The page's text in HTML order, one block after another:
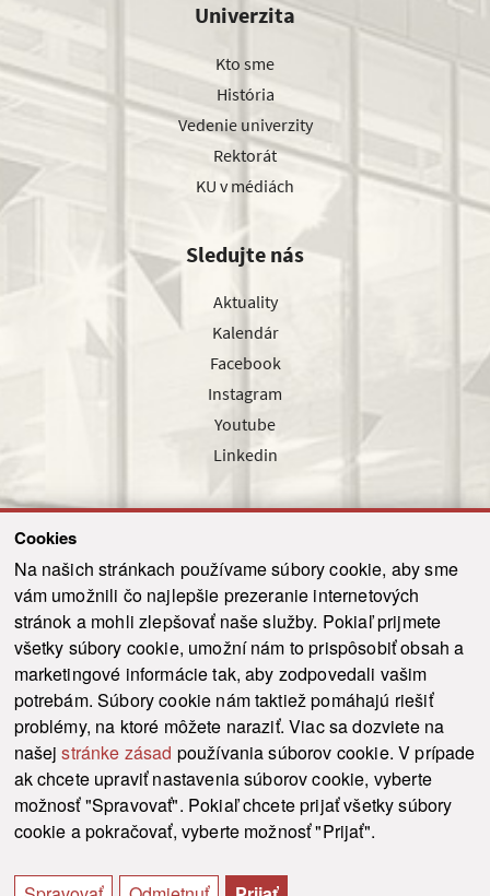
Cookies
Na našich stránkach používame súbory cookie, aby sme
vám umožnili čo najlepšie prezeranie internetových
stránok a mohli zlepšovať naše služby. Pokiaľ prijmete
všetky súbory cookie, umožní nám to prispôsobiť obsah a
marketingové informácie tak, aby zodpovedali vašim
potrebám. Súbory cookie nám taktiež pomáhajú riešiť
problémy, na ktoré môžete naraziť. Viac sa dozviete na
našejstránke zásad používania súborov cookie. V prípade
ak chcete upraviť nastavenia súborov cookie, vyberte
možnosť "Spravovať". Pokiaľ chcete prijať všetky súbory
cookie a pokračovať, vyberte možnosť "Prijať".
Univerzita
Kto sme
História
Vedenie univerzity
Rektorát
KU v médiách
Sledujte nás
Aktuality
Kalendár
Facebook
Instagram
Youtube
Linkedin
Odoslať
© 2021-2026 ku.sk. Všetky práva vyhradené. | Ochrana osobných údajov
Vyhlásenie o prístupnosti |
Admin
This site is protected by reCAPTCHA and the Google Privacy Policy and Terms of
Service
apply.